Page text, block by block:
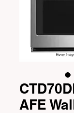
AFE